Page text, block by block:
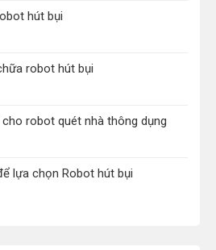
hút bụi
robot hút bụi
robot quét nhà thông dụng
lựa chọn Robot hút bụi